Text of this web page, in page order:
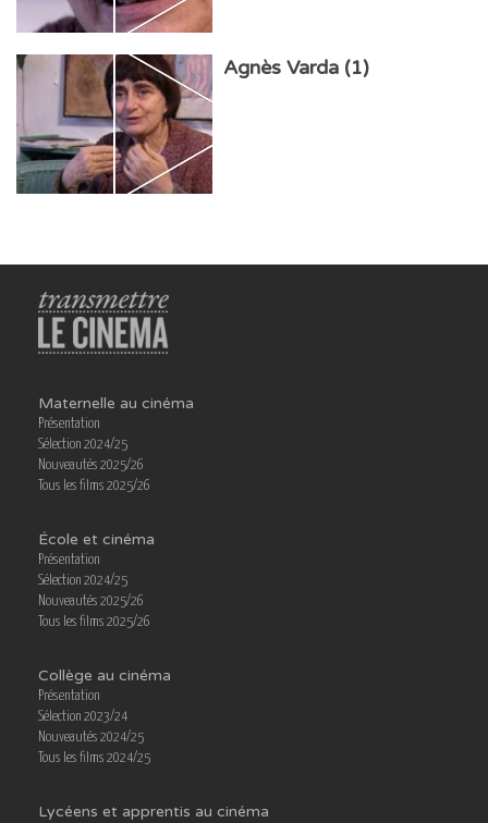
Agnès Varda (1)
Maternelle au cinéma
Présentation
Sélection 2024/25
Nouveautés 2025/26
Tous les films 2025/26
École et cinéma
Présentation
Sélection 2024/25
Nouveautés 2025/26
Tous les films 2025/26
Collège au cinéma
Présentation
Sélection 2023/24
Nouveautés 2024/25
Tous les films 2024/25
Lycéens et apprentis au cinéma